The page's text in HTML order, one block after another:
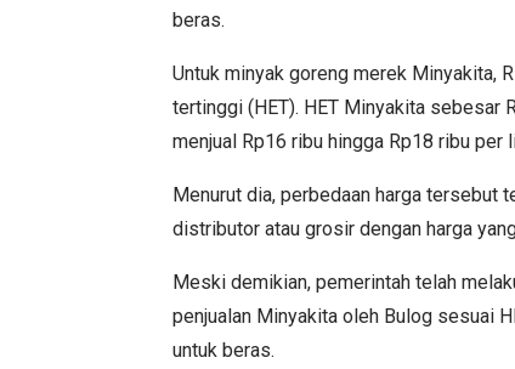
beras.
Untuk minyak goreng merek Minyakita,
tertinggi (HET). HET Minyakita sebesar
menjual Rp16 ribu hingga Rp18 ribu per
Menurut dia, perbedaan harga tersebut
distributor atau grosir dengan harga
Meski demikian, pemerintah telah
penjualan Minyakita oleh Bulog sesuai
untuk beras.